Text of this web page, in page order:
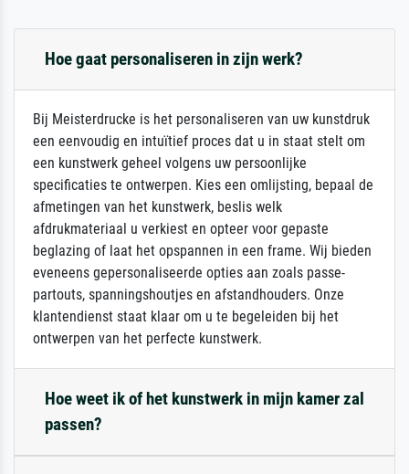
Hoe gaat personaliseren in zijn werk?
Bij Meisterdrucke is het personaliseren van uw kunstdruk
een eenvoudig en intuïtief proces dat u in staat stelt om
een kunstwerk geheel volgens uw persoonlijke
specificaties te ontwerpen. Kies een omlijsting, bepaal de
afmetingen van het kunstwerk, beslis welk
afdrukmateriaal u verkiest en opteer voor gepaste
beglazing of laat het opspannen in een frame. Wij bieden
eveneens gepersonaliseerde opties aan zoals passe-
partouts, spanningshoutjes en afstandhouders. Onze
klantendienst staat klaar om u te begeleiden bij het
ontwerpen van het perfecte kunstwerk.
Hoe weet ik of het kunstwerk in mijn kamer zal
passen?